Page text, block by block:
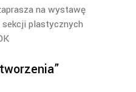
na wystawę
plastycznych